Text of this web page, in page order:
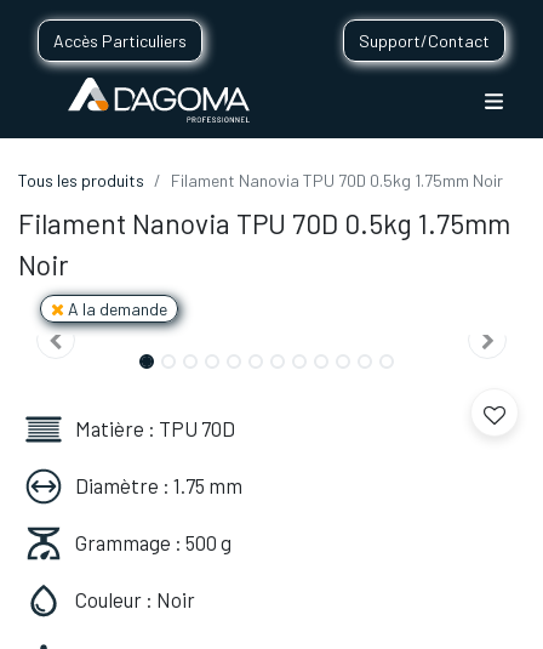
Accès Particuliers Support/Contact
Tous les produits Filament Nanovia TPU 70D 0.5kg 1.75mm Noir
Filament Nanovia TPU 70D 0.5kg 1.75mm
Noir
A la demande
Matière : TPU 70D
Diamètre : 1.75 mm
Grammage : 500 g
Couleur : Noir